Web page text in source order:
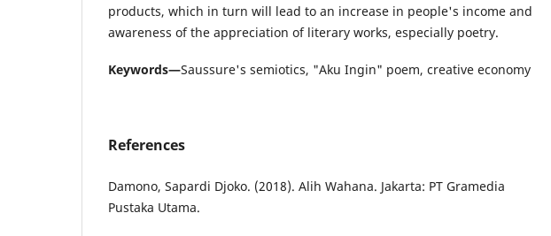
products, which in turn will lead to an increase in people's income and
awareness of the appreciation of literary works, especially poetry.
Keywords—Saussure's semiotics, "Aku Ingin" poem, creative economy
References
Damono, Sapardi Djoko. (2018). Alih Wahana. Jakarta: PT Gramedia
Pustaka Utama.